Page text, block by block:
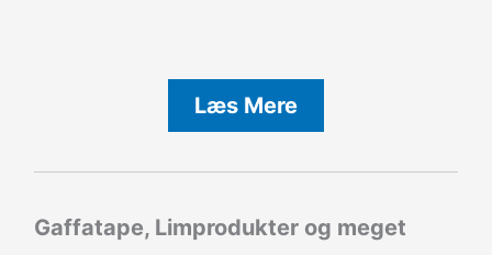
Læs Mere
Gaffatape, Limprodukter og meget